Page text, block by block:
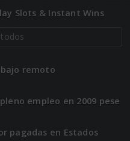
Slots & Instant Wins
remoto
empleo en 2009 pese
pagadas en Estados